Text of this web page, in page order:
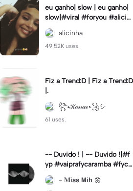
eu ganho| slow | eu ganho|
slow|#viral #foryou #alicin
ha #cameralenta #slow
alicinha
49.52K uses.
Fiz a Trend:D | Fiz a Trend:D
|.
꧂𝒦𝒶𝓃𝒶ℯ꧁シ
61 uses.
-- Duvido ! | -- Duvido !|#f
yp #vaiprafycaramba #fyca
pcut #viral
- 𝐌𝗶𝘀𝘀 𝗠𝗶𝗵 🌼